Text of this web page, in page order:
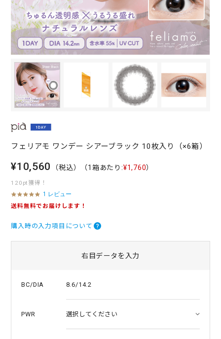
フェリアモ ワンデー シアーブラック 10枚入り（×6箱）
¥10,560 （税込） （1箱あたり:¥1,760）
120pt獲得！
5
.
t
n
1 レビュー
送料無料でお届けします！
購入時の入力項目について
右目データを入力
BC/DIA 8.6/14.2
PWR